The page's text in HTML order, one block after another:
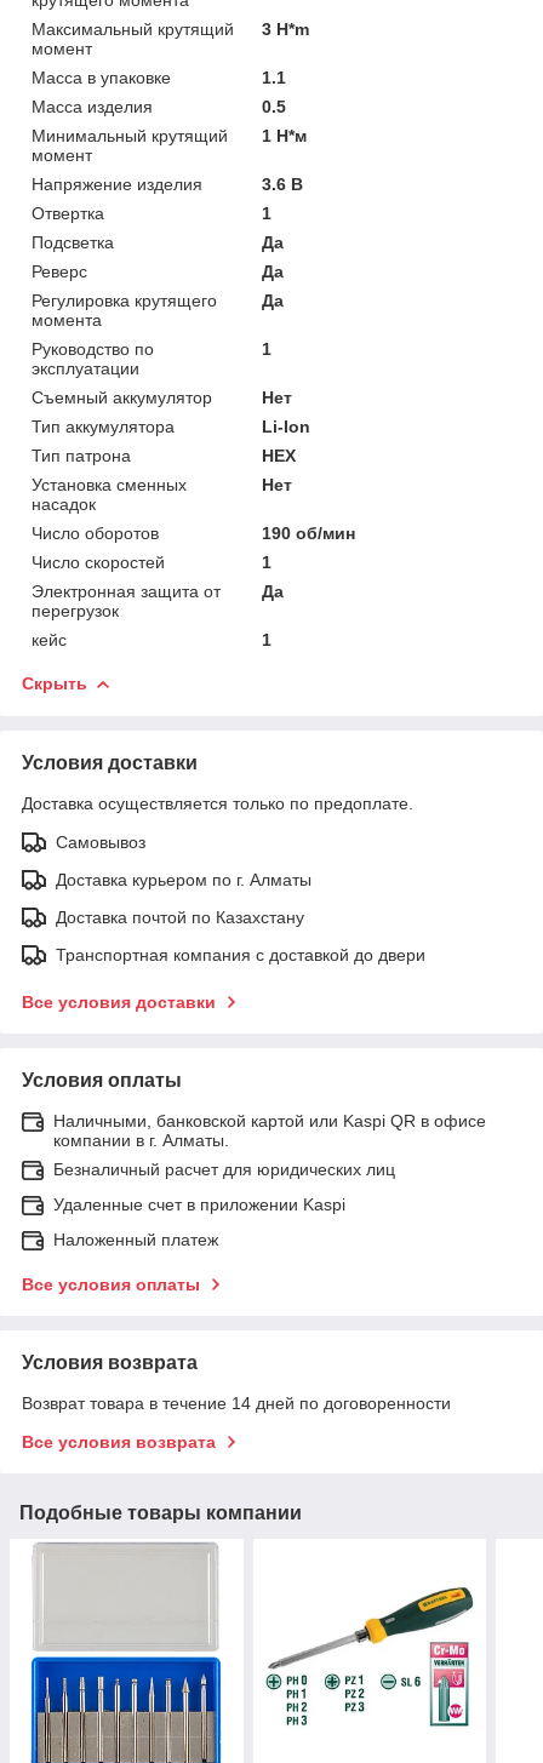
Максимальный крутящий
момент
3 H*m
Масса в упаковке
1.1
Масса изделия
0.5
Минимальный крутящий
момент
1 Н*м
Напряжение изделия
3.6 В
Отвертка
1
Подсветка
Да
Реверс
Да
Регулировка крутящего
момента
Да
Руководство по
эксплуатации
1
Съемный аккумулятор
Нет
Тип аккумулятора
Li-Ion
Тип патрона
НЕХ
Установка сменных
насадок
Нет
Число оборотов
190 об/мин
Число скоростей
1
Электронная защита от
перегрузок
Да
кейс 1
Скрыть
Условия доставки
Доставка осуществляется только по предоплате.
Самовывоз
Доставка курьером по г. Алматы
Доставка почтой по Казахстану
Транспортная компания с доставкой до двери
Все условия доставки
Условия оплаты
Наличными, банковской картой или Kaspi QR в офисе
компании в г. Алматы.
Безналичный расчет для юридических лиц
Удаленные счет в приложении Kaspi
Наложенный платеж
Все условия оплаты
Условия возврата
Возврат товара в течение 14 дней по договоренности
Все условия возврата
Подобные товары компании